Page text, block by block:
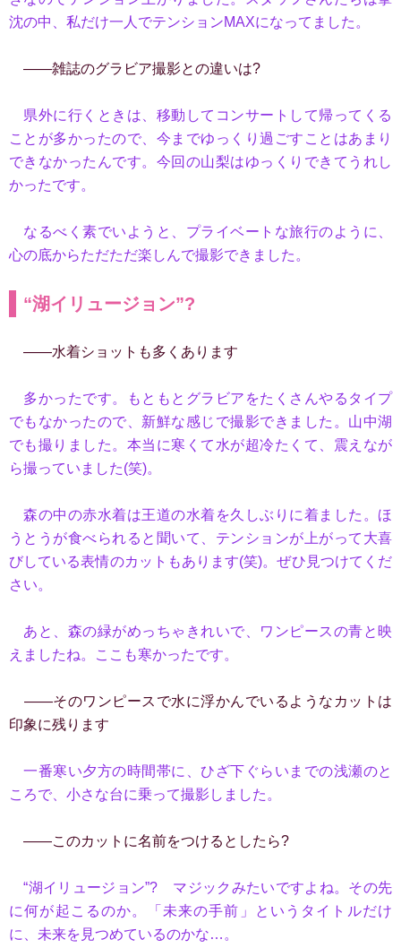
沈の中、私だけ一人でテンションMAXになってました。
――雑誌のグラビア撮影との違いは?
県外に行くときは、移動してコンサートして帰ってくる
ことが多かったので、今までゆっくり過ごすことはあまり
できなかったんです。今回の山梨はゆっくりできてうれし
かったです。
なるべく素でいようと、プライベートな旅行のように、
心の底からただただ楽しんで撮影できました。
“湖イリュージョン”?
――水着ショットも多くあります
多かったです。もともとグラビアをたくさんやるタイプ
でもなかったので、新鮮な感じで撮影できました。山中湖
でも撮りました。本当に寒くて水が超冷たくて、震えなが
ら撮っていました(笑)。
森の中の赤水着は王道の水着を久しぶりに着ました。ほ
うとうが食べられると聞いて、テンションが上がって大喜
びしている表情のカットもあります(笑)。ぜひ見つけてくだ
さい。
あと、森の緑がめっちゃきれいで、ワンピースの青と映
えましたね。ここも寒かったです。
――そのワンピースで水に浮かんでいるようなカットは
印象に残ります
一番寒い夕方の時間帯に、ひざ下ぐらいまでの浅瀬のと
ころで、小さな台に乗って撮影しました。
――このカットに名前をつけるとしたら?
“湖イリュージョン”? マジックみたいですよね。その先
に何が起こるのか。「未来の手前」というタイトルだけ
に、未来を見つめているのかな…。